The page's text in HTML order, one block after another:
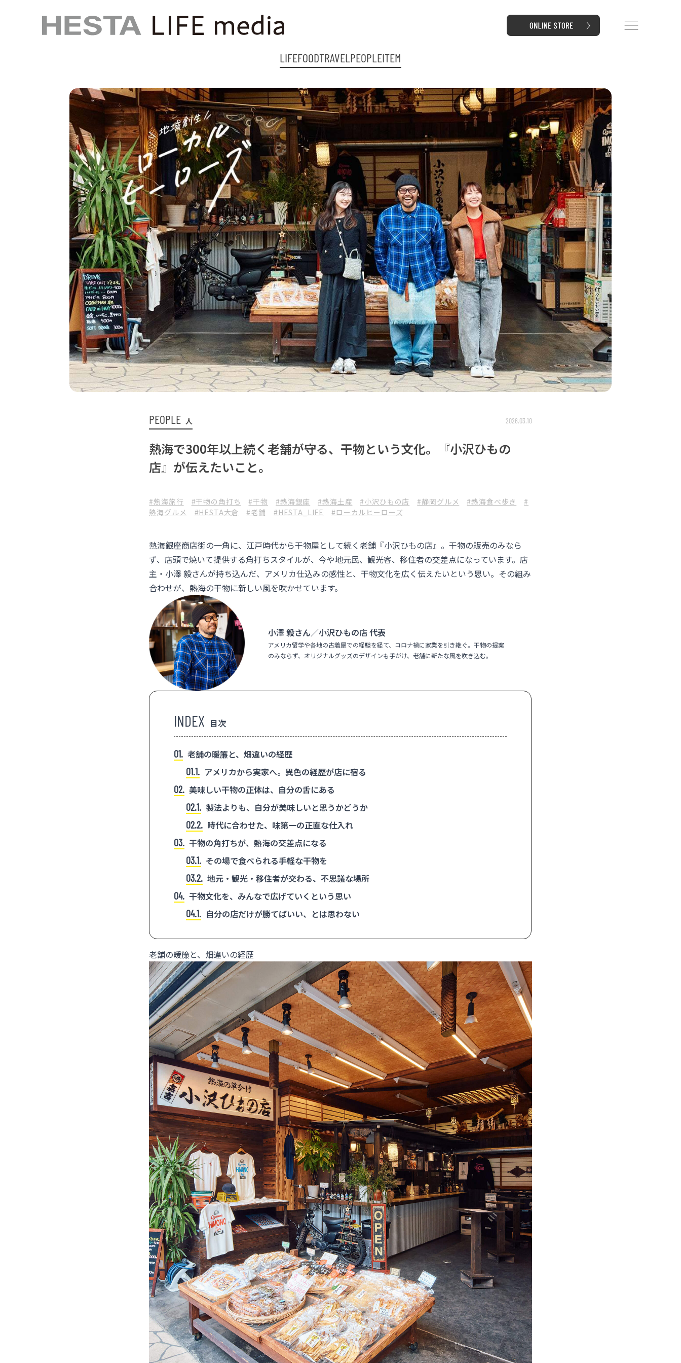
LIFEFOODTRAVELPEOPLEITEM
PEOPLE 人 2026.03.10
熱海で300年以上続く老舗が守る、干物という文化。『小沢ひもの
店』が伝えたいこと。
#熱海旅行 #干物の角打ち #干物 #熱海銀座 #熱海土産 #小沢ひもの店 #静岡グルメ #熱海食べ歩き
#
熱海グルメ
#HESTA大倉 #老舗 #HESTA_LIFE #ローカルヒーローズ
熱海銀座商店街の一角に、江戸時代から干物屋として続く老舗『小沢ひもの店』。干物の販売のみなら
ず、店頭で焼いて提供する角打ちスタイルが、今や地元民、観光客、移住者の交差点になっています。店
主・小澤 毅さんが持ち込んだ、アメリカ仕込みの感性と、干物文化を広く伝えたいという思い。その組み
合わせが、熱海の干物に新しい風を吹かせています。
小澤 毅さん／小沢ひもの店 代表
アメリカ留学や各地の古着屋での経験を経て、コロナ禍に家業を引き継ぐ。干物の提案
のみならず、オリジナルグッズのデザインも手がけ、老舗に新たな風を吹き込む。
目次
1 老舗の暖簾と、畑違いの経歴
1.1
アメリカから実家へ。異色の経歴が店に宿る
2 美味しい干物の正体は、自分の舌にある
2.1 製法よりも、自分が美味しいと思うかどうか
2.2 時代に合わせた、味第一の正直な仕入れ
3 干物の角打ちが、熱海の交差点になる
3.1 その場で食べられる手軽な干物を
3.2 地元・観光・移住者が交わる、不思議な場所
4 干物文化を、みんなで広げていくという思い
4.1
自分の店だけが勝てばいい、とは思わない
老舗の暖簾と、畑違いの経歴